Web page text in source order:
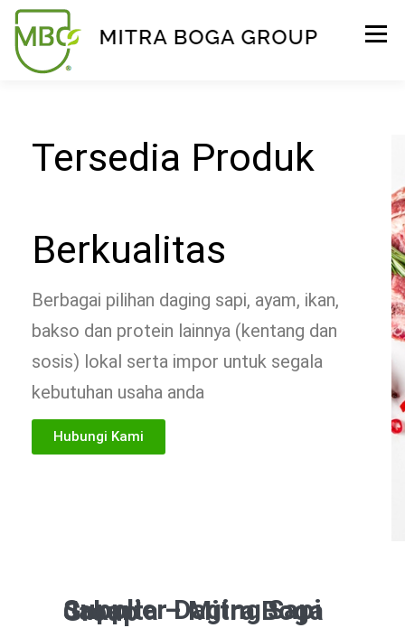
Menu
Tersedia Produk
Berkualitas
Berbagai pilihan daging sapi, ayam, ikan,
bakso dan protein lainnya (kentang dan
sosis) lokal serta impor untuk segala
kebutuhan usaha anda
Hubungi Kami
Supplier Daging Sapi Jakarta – Mitra Boga Group